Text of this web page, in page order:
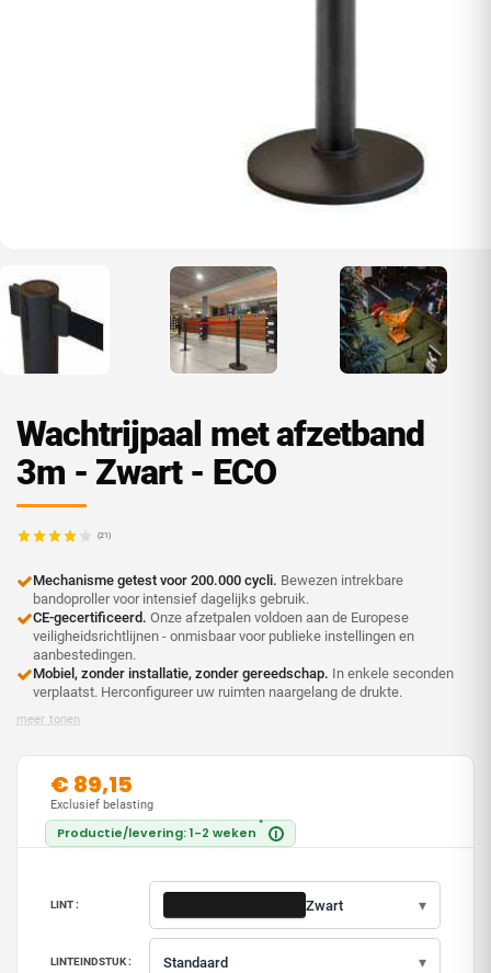
Wachtrijpaal met afzetband
3m - Zwart - ECO
(21)
Mechanisme getest voor 200.000 cycli. Bewezen intrekbare
bandoproller voor intensief dagelijks gebruik.
CE-gecertificeerd. Onze afzetpalen voldoen aan de Europese
veiligheidsrichtlijnen - onmisbaar voor publieke instellingen en
aanbestedingen.
Mobiel, zonder installatie, zonder gereedschap. In enkele seconden
verplaatst. Herconfigureer uw ruimten naargelang de drukte.
meer tonen
€ 89,15
Productie/levering: 1-2 weken *
i
Exclusief belasting
LINT : Zwart ▾
LINTEINDSTUK : Standaard ▾